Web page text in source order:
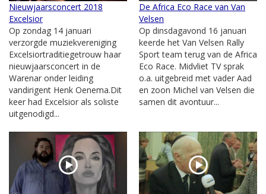
Nieuwjaarsconcert 2018
Excelsior
Op zondag 14 januari
verzorgde muziekvereniging
Excelsiortraditiegetrouw haar
nieuwjaarsconcert in de
Warenar onder leiding
vandirigent Henk Oenema.Dit
keer had Excelsior als soliste
uitgenodigd...
De Africa Eco Race van Van
Velsen
Op dinsdagavond 16 januari
keerde het Van Velsen Rally
Sport team terug van de Africa
Eco Race. Midvliet TV sprak
o.a. uitgebreid met vader Aad
en zoon Michel van Velsen die
samen dit avontuur...